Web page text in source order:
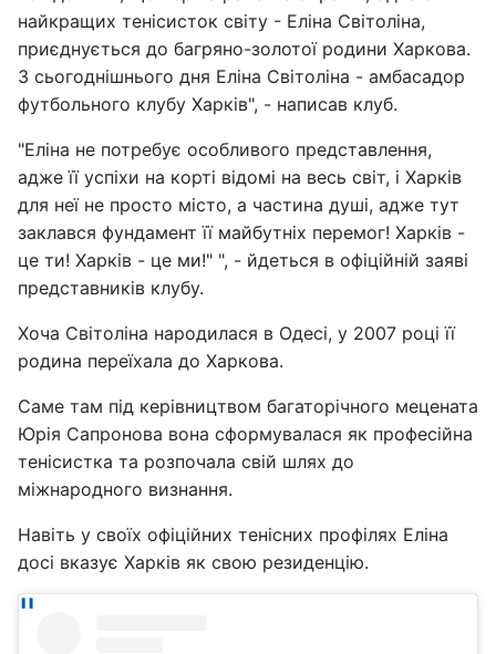
найкращих тенісисток світу - Еліна Світоліна,
приєднується до багряно-золотої родини Харкова.
З сьогоднішнього дня Еліна Світоліна - амбасадор
футбольного клубу Харків", - написав клуб.
"Еліна не потребує особливого представлення,
адже її успіхи на корті відомі на весь світ, і Харків
для неї не просто місто, а частина душі, адже тут
заклався фундамент її майбутніх перемог! Харків -
це ти! Харків - це ми!" ", - йдеться в офіційній заяві
представників клубу.
Хоча Світоліна народилася в Одесі, у 2007 році її
родина переїхала до Харкова.
Саме там під керівництвом багаторічного мецената
Юрія Сапронова вона сформувалася як професійна
тенісистка та розпочала свій шлях до
міжнародного визнання.
Навіть у своїх офіційних тенісних профілях Еліна
досі вказує Харків як свою резиденцію.